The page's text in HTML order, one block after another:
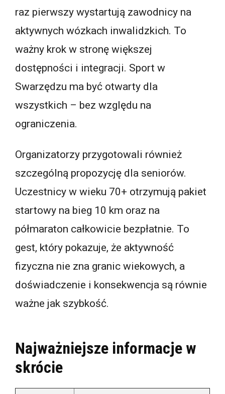
raz pierwszy wystartują zawodnicy na
aktywnych wózkach inwalidzkich. To
ważny krok w stronę większej
dostępności i integracji. Sport w
Swarzędzu ma być otwarty dla
wszystkich – bez względu na
ograniczenia.
Organizatorzy przygotowali również
szczególną propozycję dla seniorów.
Uczestnicy w wieku 70+ otrzymują pakiet
startowy na bieg 10 km oraz na
półmaraton całkowicie bezpłatnie. To
gest, który pokazuje, że aktywność
fizyczna nie zna granic wiekowych, a
doświadczenie i konsekwencja są równie
ważne jak szybkość.
Najważniejsze informacje w
skrócie